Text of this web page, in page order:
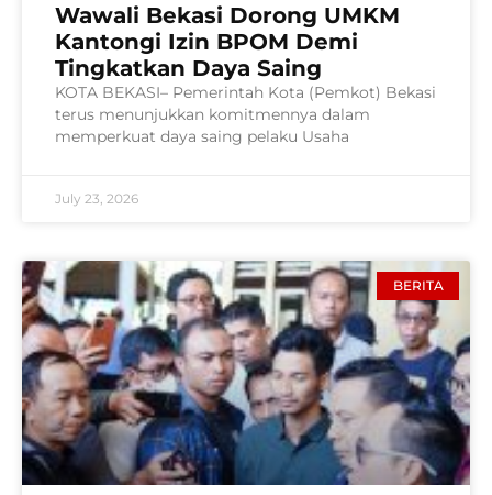
Wawali Bekasi Dorong UMKM
Kantongi Izin BPOM Demi
Tingkatkan Daya Saing
KOTA BEKASI– Pemerintah Kota (Pemkot) Bekasi
terus menunjukkan komitmennya dalam
memperkuat daya saing pelaku Usaha
July 23, 2026
BERITA